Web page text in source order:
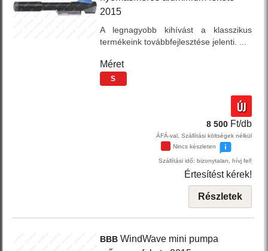
2015
A legnagyobb kihívást a klasszikus
termékeink továbbfejlesztése jelenti. ...
Méret
S
ÚJ
8 500 Ft/db
ÁFÁ-val, Szállítási költségek nélkül
Nincs készleten
Szállítási idő: bizonytalan, hívj fel!
Értesítést kérek!
Részletek
BBB WindWave mini pumpa